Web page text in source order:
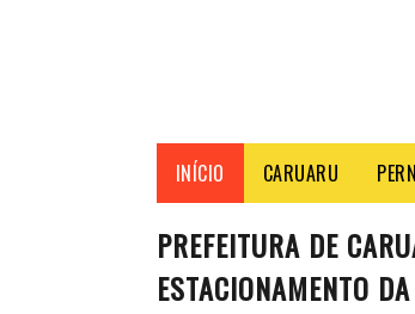
INÍCIO CARUARU
PREFEITURA DE
ESTACIONAMENTO